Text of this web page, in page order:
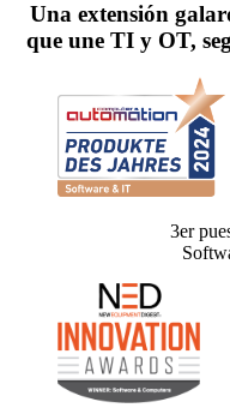
Una extensión
que une TI y OT,
3er